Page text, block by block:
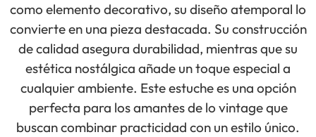
como elemento decorativo, su diseño atemporal lo
convierte en una pieza destacada. Su construcción
de calidad asegura durabilidad, mientras que su
estética nostálgica añade un toque especial a
cualquier ambiente. Este estuche es una opción
perfecta para los amantes de lo vintage que
buscan combinar practicidad con un estilo único.